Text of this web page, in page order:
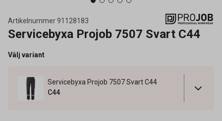
Artikelnummer91128183
Servicebyxa Projob 7507 Svart C44
Välj variant
Servicebyxa Projob 7507 Svart C44
C44